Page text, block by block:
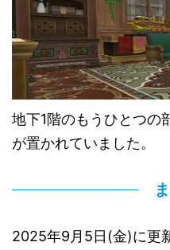
地下1階のもうひとつの
が置かれていました。
2025年9月5日(金)に更